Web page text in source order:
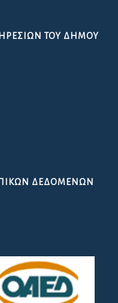
ΤΟΥ ΔΉΜΟΥ
ΔΕΔΟΜΕΝΩΝ